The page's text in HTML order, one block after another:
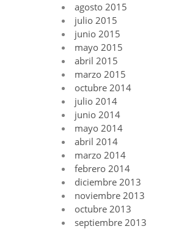
agosto 2015
julio 2015
junio 2015
mayo 2015
abril 2015
marzo 2015
octubre 2014
julio 2014
junio 2014
mayo 2014
abril 2014
marzo 2014
febrero 2014
diciembre 2013
noviembre 2013
octubre 2013
septiembre 2013